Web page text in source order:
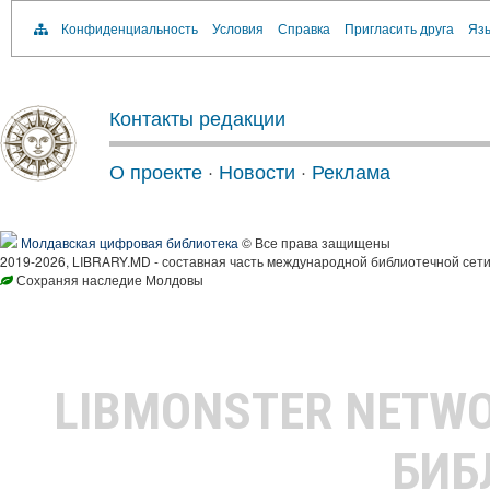
Конфиденциальность Условия Справка Пригласить друга
Контакты редакции
О проекте · Новости · Реклама
Молдавская цифровая библиотека © Все права защищены
2019-2026, LIBRARY.MD - составная часть международной библиотечной
Сохраняя наследие Молдовы
LIBMONSTER